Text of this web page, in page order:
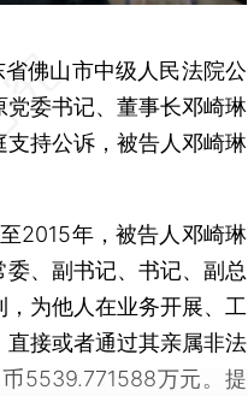
佛山市中级人民法院公
委书记、董事长邓崎琳
持公诉，被告人邓崎琳
年，被告人邓崎琳
、副书记、书记、副总
为他人在业务开展、工
接或者通过其亲属非法
5539.771588万元。提